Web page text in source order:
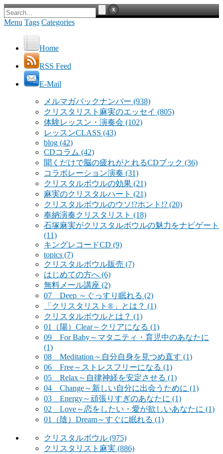
Menu Tags Categories
Home
RSS Feed
E-Mail
メルマガバックナンバー (938)
クリスタリスト麻実のエッセイ (805)
体験レッスン・演奏会 (102)
レッスンCLASS (43)
blog (42)
CDコラム (42)
聞くだけで脳の疲れがとれるCDブック (36)
コラボレーション演奏 (31)
クリスタルボウルの効果 (21)
麻実のクリスタルハート (21)
クリスタルボウルのウソ!?ホント!? (20)
奉納演奏クリスタリスト (18)
石塚麻実がクリスタルボウルの魅力をナビゲート
(11)
キングレコードCD (9)
topics (7)
クリスタルボウル販売 (7)
はじめての方へ (6)
無料メール講座 (2)
07 Deep ～ぐっすり眠れる (2)
「クリスタリスト®」とは？ (1)
クリスタルボウルとは？ (1)
01（陽）Clear～クリアになる (1)
09 For Baby～マタニティ・育児中のあなたに
(1)
08 Meditation～自分自身を見つめ直す (1)
06 Free～ストレスフリーになる (1)
05 Relax～自律神経を安定させる (1)
04 Change～新しい自分に出会うために (1)
03 Energy～頑張りすぎのあなたに (1)
02 Love～恋をしたい・愛が欲しいあなたに (1)
01（陰）Dream～すぐに眠れる (1)
クリスタルボウル (975)
クリスタリスト麻実 (886)